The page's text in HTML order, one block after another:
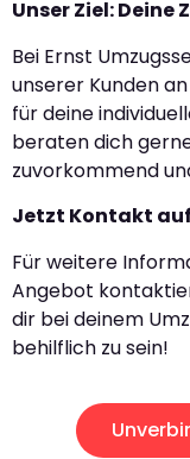
Unser Ziel: Deine
Bei Ernst
unserer Kunden
für deine
beraten dich
zuvorkommend
Jetzt Kontakt
Für weitere
Angebot
dir bei deinem
behilflich zu sein!